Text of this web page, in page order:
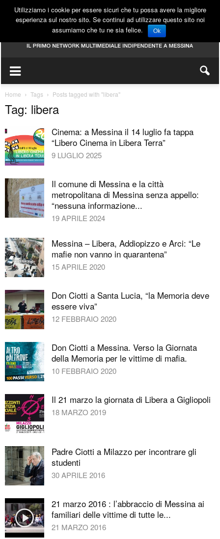
Home Tags Posts tagged with "libera"
Tag: libera
Cinema: a Messina il 14 luglio fa tappa
“Libero Cinema in Libera Terra”
9 LUGLIO 2025
Il comune di Messina e la città
metropolitana di Messina senza appello:
“nessuna informazione...
19 APRILE 2024
Messina – Libera, Addiopizzo e Arci: “Le
mafie non vanno in quarantena”
15 APRILE 2020
Don Ciotti a Santa Lucia, “la Memoria deve
essere viva”
12 FEBBRAIO 2020
Don Ciotti a Messina. Verso la Giornata
della Memoria per le vittime di mafia.
10 FEBBRAIO 2020
Il 21 marzo la giornata di Libera a Gigliopoli
18 MARZO 2019
Padre Ciotti a Milazzo per incontrare gli
studenti
30 APRILE 2016
21 marzo 2016 : l’abbraccio di Messina ai
familiari delle vittime di tutte le...
21 MARZO 2016
Utilizziamo i cookie per essere sicuri che tu possa avere la migliore
esperienza sul nostro sito. Se continui ad utilizzare questo sito noi
assumiamo che tu ne sia felice.
Ok